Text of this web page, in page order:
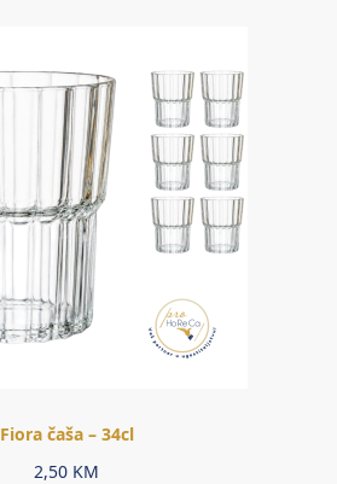
Fiora čaša – 34cl
2,50 KM